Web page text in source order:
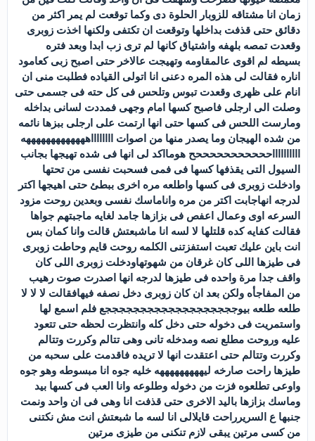
زمان انا مشتاقه للزوبار الحلوة دى وكما توقعت لم يمر اكثر من
دقائق حتى قذفت بداخلها وتوقعت ان تكتفى ولكنها اخذت زوبرى
وقعدت تمصه بلهفه واشتياق كانها لم ترى زب ابدا وبعد فتره
بسيطه لم اقوى عالمقاومه وتهيجت عالاخر حتى اصبح زبى كعامود
اناره فقالت لى هذه المره دعنى انا اتولى القياده فطلبت منى ان
انام على ظهرى وقعدت تبوس وتلحس فى كل حته فى جسمى حتى
وصلت الى ارجلى فاصبح كسها امام وجهى فمددت لسانى بداخله
ومارست اللحس فى كسها حتى انها ارتمت على ارجلى ببزها نائمه
من شده الهيجان وما يصدر منها من اصوات ااااااااهههههههههههههه
ااااااااااحححححححححححح هومااكد لى انها فى شده تهيجها بجانب
السيول التى يقذفها كسها فى فمى فسحبت نفسى من تحتها
وادخلت زوبرى فى كسها واطلعه مره اخرى ببطئ حتى اهيجها اكتر
لدرجه انهاجابت اكتر من مره واناماسك نفسى وبعدين روحت مزود
السرعه اوى وعمال اعفص فى بزازها جامد لغايه ماجبتهم جواها
فقالت كفايه كده قلتلها لا لسه انا ماشبعتش قالت وانا كمان بس
انت باين عليك تعبت استفزتنى الكلمه روحت قايم وحاطت زوبرى
فى طيزها اللى كان غرقان من شهوتهاودخلت زوبرى اللى كان
واقف جدا مرة واحده فى طيزها لدرجه انها اصدرت صوت رهيب
من المفاجأه ولكن بعد ان كان زوبرى دخل نصفه فيهافقالت لا لا لا
طلعه طلعه بيوجججججججججججججججججججع فلم اسمع لها
واستمريت فى دخوله حتى دخل كله وانتظرت لحظه حتى تتعود
عليه وروحت مطلع نصه ومدخله تانى وهى تتالم وكررت وتتالم
وكررت وتتالم حتى اعتقدت انها لا تريده فاقدمت على سحبه من
طيزها راحت صارخه ليهههههههههه خليه جوه انا مبسوطه وهو جوه
واوعى تطلعوه فزت من دخوله وطلوعه وانا العب فى كسها بيد
وماسك بزازها باليد الاخرى حتى قذفت انا وهى فى ان واحد ونمت
جنبها ع السريرراحت قايلالى انا لسه ما شبعتش انت مش نكتنى
من كسى مرتين يبقى لازم تنكنى من طيزى مرتين